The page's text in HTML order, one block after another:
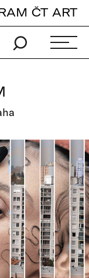
ČT ART